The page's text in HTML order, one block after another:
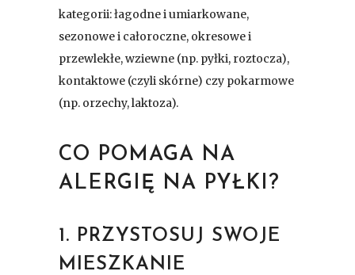
kategorii: łagodne i umiarkowane,
sezonowe i całoroczne, okresowe i
przewlekłe, wziewne (np. pyłki, roztocza),
kontaktowe (czyli skórne) czy pokarmowe
(np. orzechy, laktoza).
CO POMAGA NA
ALERGIĘ NA PYŁKI?
1. PRZYSTOSUJ SWOJE
MIESZKANIE